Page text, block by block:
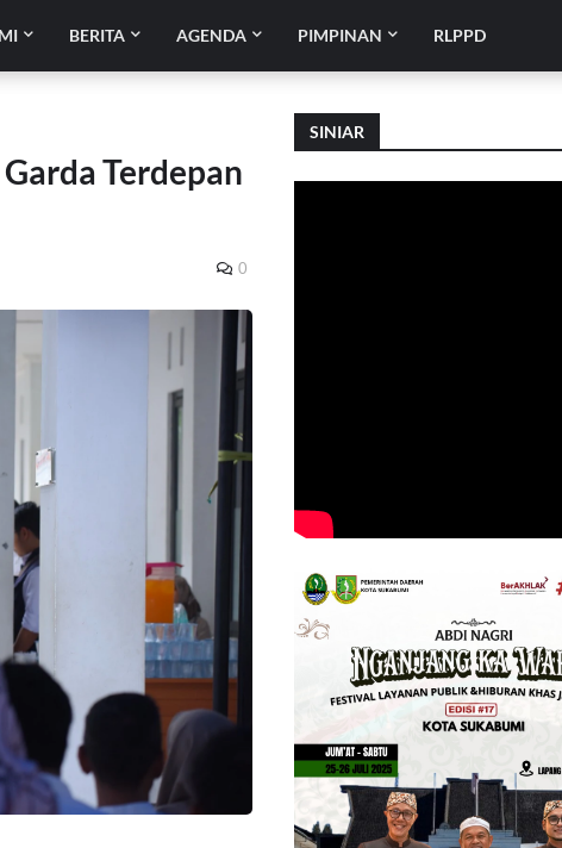
BERITA AGENDA PIMPINAN RLPPD
Terdepan
0
SINIAR